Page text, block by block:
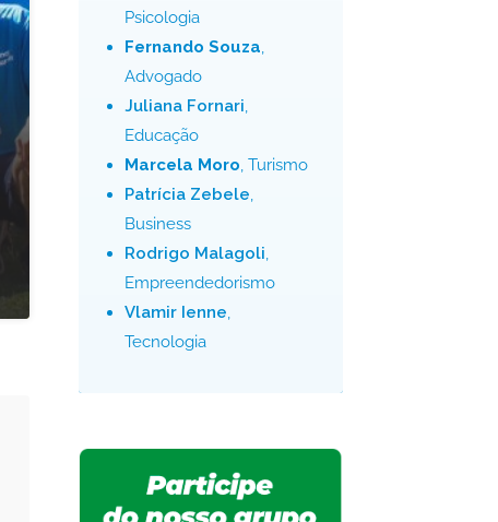
Psicologia
Fernando Souza,
Advogado
Juliana Fornari,
Educação
Marcela Moro, Turismo
Patrícia Zebele,
Business
Rodrigo Malagoli,
Empreendedorismo
Vlamir Ienne,
Tecnologia